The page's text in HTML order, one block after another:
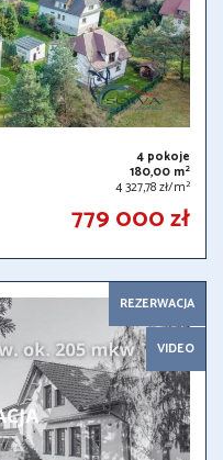
4 pokoje
180,00 m2
4 327,78 zł/m2
779 000 zł
REZERWACJA
VIDEO